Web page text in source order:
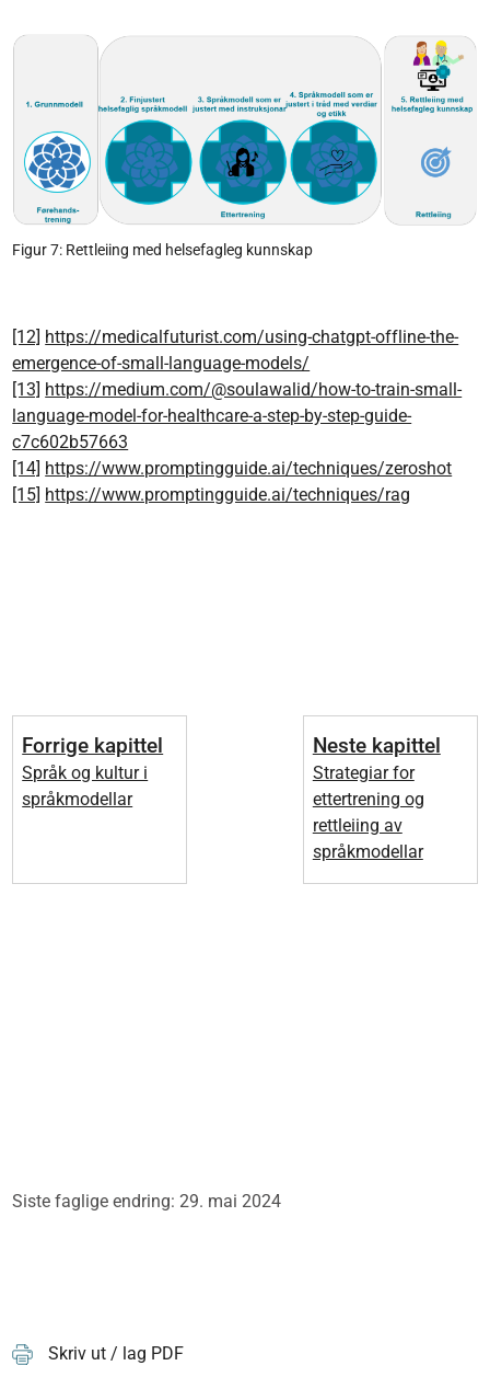
Figur 7: Rettleiing med helsefagleg kunnskap
[12] https://medicalfuturist.com/using-chatgpt-offline-the-
emergence-of-small-language-models/
[13] https://medium.com/@soulawalid/how-to-train-small-
language-model-for-healthcare-a-step-by-step-guide-
c7c602b57663
[14] https://www.promptingguide.ai/techniques/zeroshot
[15] https://www.promptingguide.ai/techniques/rag
Forrige kapittel
Språk og kultur i
språkmodellar
Neste kapittel
Strategiar for
ettertrening og
rettleiing av
språkmodellar
Siste faglige endring: 29. mai 2024
Skriv ut / lag PDF